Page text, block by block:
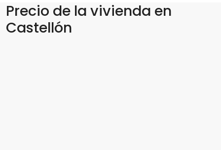
Precio de la vivienda en
Castellón